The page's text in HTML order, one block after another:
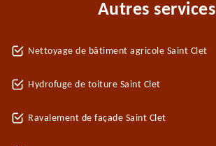
Autres services
Nettoyage de bâtiment agricole Saint Clet
Hydrofuge de toiture Saint Clet
Ravalement de façade Saint Clet